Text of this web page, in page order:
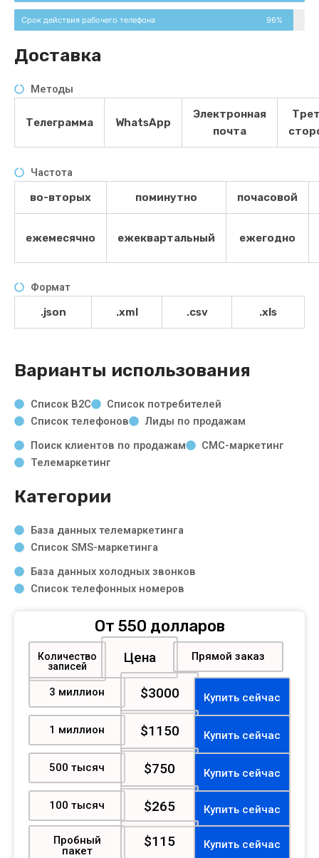
Срок действия рабочего телефона 96%
Доставка
Методы
Телеграмма WhatsApp
Электронная
почта
Частота
во-вторых
поминутно почасовой
ежемесячно ежеквартальный ежегодно
Формат
.json
.xml .csv .xls
Варианты использования
Список B2C
Список потребителей
Список телефонов
Лиды по продажам
Поиск клиентов по продажам
СМС-маркетинг
Телемаркетинг
Категории
База данных телемаркетинга
Список SMS-маркетинга
База данных холодных звонков
Список телефонных номеров
От 550 долларов
Количество
записей
Цена Прямой заказ
3 миллион $3000 Купить сейчас
1 миллион $1150 Купить сейчас
500 тысяч $750 Купить сейчас
100 тысяч $265 Купить сейчас
Пробный
пакет
$115 Купить сейчас